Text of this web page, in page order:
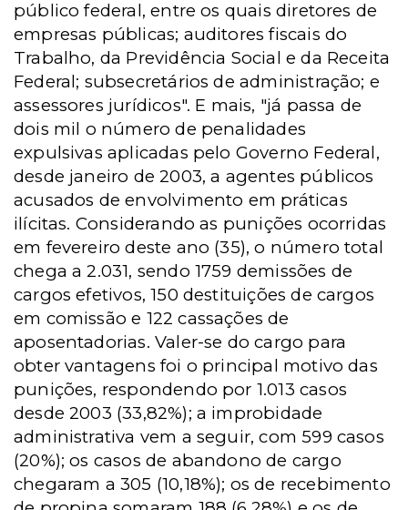
público federal, entre os quais diretores de
empresas públicas; auditores fiscais do
Trabalho, da Previdência Social e da Receita
Federal; subsecretários de administração; e
assessores jurídicos". E mais, "já passa de
dois mil o número de penalidades
expulsivas aplicadas pelo Governo Federal,
desde janeiro de 2003, a agentes públicos
acusados de envolvimento em práticas
ilícitas. Considerando as punições ocorridas
em fevereiro deste ano (35), o número total
chega a 2.031, sendo 1759 demissões de
cargos efetivos, 150 destituições de cargos
em comissão e 122 cassações de
aposentadorias. Valer-se do cargo para
obter vantagens foi o principal motivo das
punições, respondendo por 1.013 casos
desde 2003 (33,82%); a improbidade
administrativa vem a seguir, com 599 casos
(20%); os casos de abandono de cargo
chegaram a 305 (10,18%); os de recebimento